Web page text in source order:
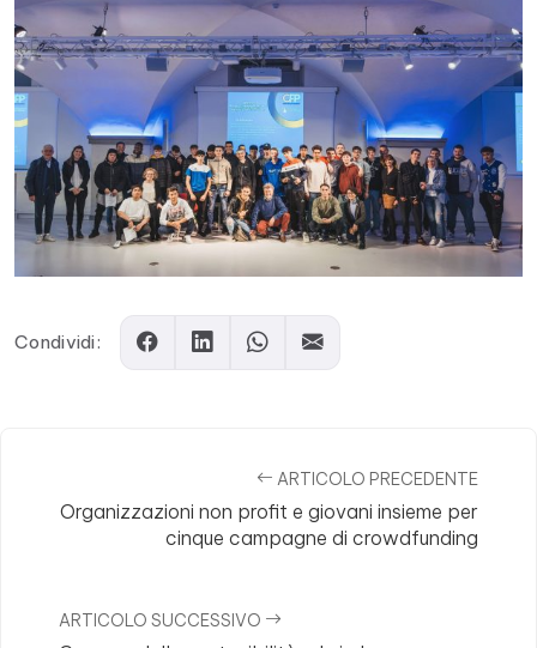
Condividi:
ARTICOLO PRECEDENTE
Organizzazioni non profit e giovani insieme per
cinque campagne di crowdfunding
ARTICOLO SUCCESSIVO